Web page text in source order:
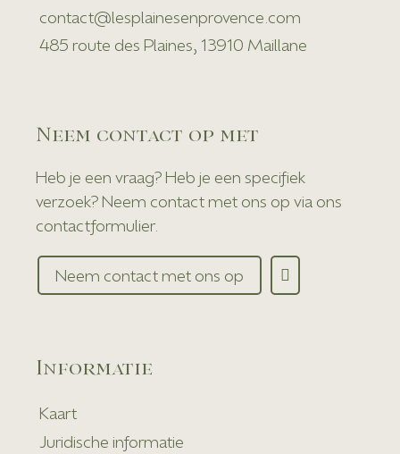
Informatie
Kaart
Juridische informatie
contact@lesplainesenprovence.com
485 route des Plaines, 13910 Maillane
Neem contact op met
Heb je een vraag? Heb je een specifiek
verzoek? Neem contact met ons op via ons
contactformulier.
Neem contact met ons op